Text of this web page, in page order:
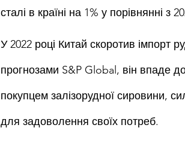
сталі в країні на 1% у порівнянні
У 2022 році Китай скоротив імпорт
прогнозами S&P Global, він впаде
покупцем залізорудної сировини,
для задоволення своїх потреб.